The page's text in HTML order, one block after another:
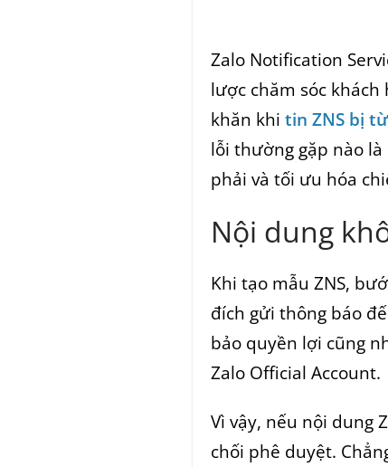
Zalo Notification
lược chăm sóc
khăn khi tin ZNS bị
lỗi thường gặp nào
phải và tối ưu hóa
Nội dung
Khi tạo mẫu ZNS,
đích gửi thông báo
bảo quyền lợi cũng
Zalo Official Account.
Vì vậy, nếu nội dung
chối phê duyệt.